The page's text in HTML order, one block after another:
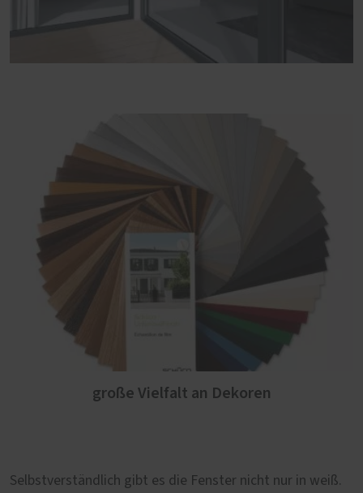
große Vielfalt an Dekoren
Selbstverständlich gibt es die Fenster nicht nur in weiß.